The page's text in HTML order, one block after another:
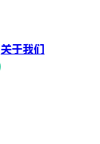
关于我们